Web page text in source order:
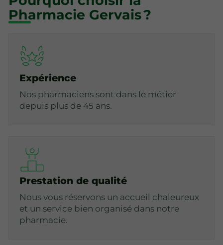
Pharmacie Gervais ?
Expérience
Nos pharmaciens sont dans le métier
depuis plus de 45 ans.
Prestation de qualité
Nous vous réservons un accueil chaleureux
et un service bien organisé dans notre
pharmacie.